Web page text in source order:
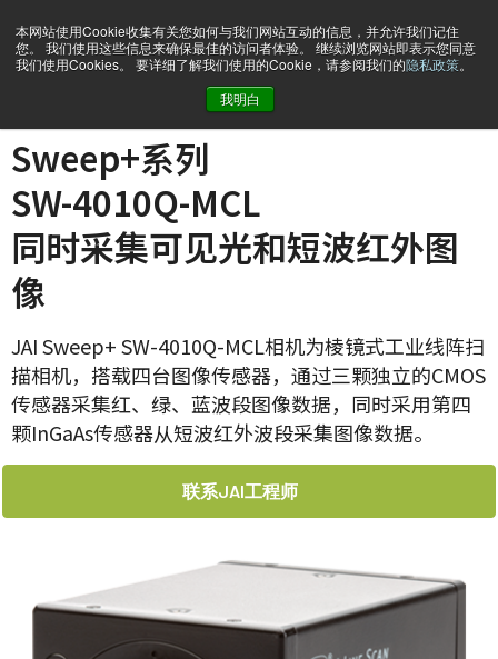
本网站使用Cookie收集有关您如何与我们网站互动的信息，并允许我们记住
您。 我们使用这些信息来确保最佳的访问者体验。 继续浏览网站即表示您同意
我们使用Cookies。 要详细了解我们使用的Cookie，请参阅我们的隐私政策。
我明白
Sweep+系列
SW-4010Q-MCL
同时采集可见光和短波红外图
像
JAI Sweep+ SW-4010Q-MCL相机为棱镜式工业线阵扫
描相机，搭载四台图像传感器，通过三颗独立的CMOS
传感器采集红、绿、蓝波段图像数据，同时采用第四
颗InGaAs传感器从短波红外波段采集图像数据。
联系JAI工程师